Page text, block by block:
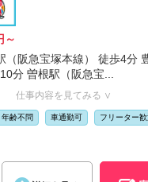
～
（阪急宝塚本線） 徒歩4分
分 曽根駅（阪急宝...
仕事内容を見てみる ∨
年齢不問 車通勤可 フリーター歓